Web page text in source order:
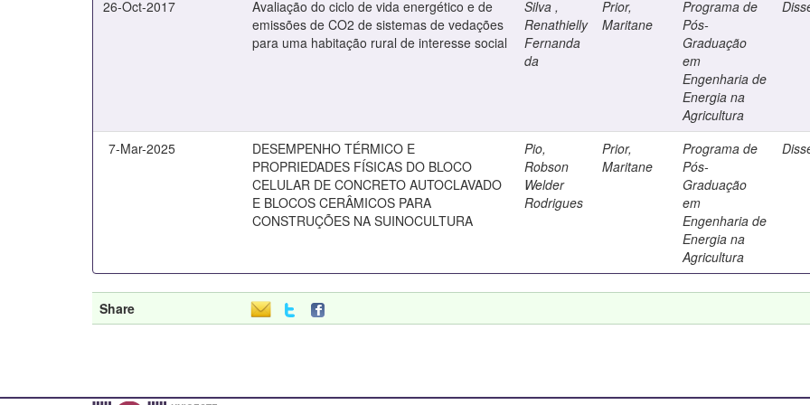
26-Oct-2017
Avaliação do ciclo de vida energético e de
emissões de CO2 de sistemas de vedações
para uma habitação rural de interesse social
Silva ,
Renathielly
Fernanda
da
Prior,
Maritane
Programa de
Pós-
Graduação
em
Engenharia de
Energia na
Agricultura
7-Mar-2025
DESEMPENHO TÉRMICO E
PROPRIEDADES FÍSICAS DO BLOCO
CELULAR DE CONCRETO AUTOCLAVADO
E BLOCOS CERÂMICOS PARA
CONSTRUÇÕES NA SUINOCULTURA
Pio,
Robson
Welder
Rodrigues
Prior,
Maritane
Programa de
Pós-
Graduação
em
Engenharia de
Energia na
Agricultura
Share